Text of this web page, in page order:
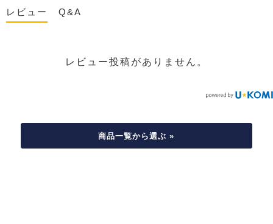
レビュー Q&A
レビュー投稿がありません。
商品一覧から選ぶ »